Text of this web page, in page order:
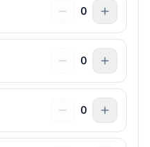
0
0
0